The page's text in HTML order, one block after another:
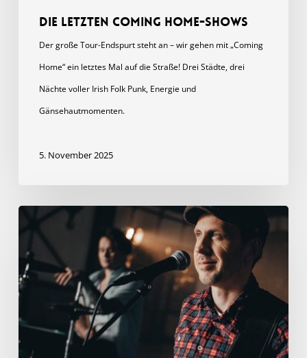
Die letzten Coming Home-Shows
Der große Tour-Endspurt steht an – wir gehen mit „Coming
Home“ ein letztes Mal auf die Straße! Drei Städte, drei
Nächte voller Irish Folk Punk, Energie und
Gänsehautmomenten.
5. November 2025
Gang,
Tom
hier.